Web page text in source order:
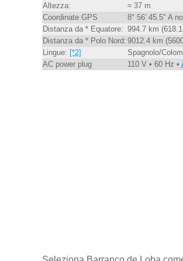
Altezza:
≈ 37 m
Coordinate GPS
8° 56' 45.5" A
Distanza da * Equatore: 994.7 km
Distanza da * Polo Nord: 9012.4 km
Lingue: [*2]
Spagnolo/
AC power plug
110 V • 60 Hz •